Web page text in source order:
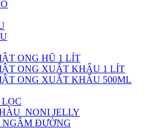
ONG HŨ 1 LÍT
ONG XUẤT KHẨU 1 LÍT
ONG XUẤT KHẨU 500ML
JELLY
ĐƯỜNG